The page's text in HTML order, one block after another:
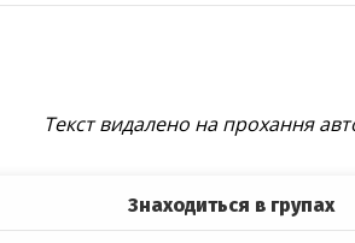
Текст видалено на прохання
Знаходиться в групах